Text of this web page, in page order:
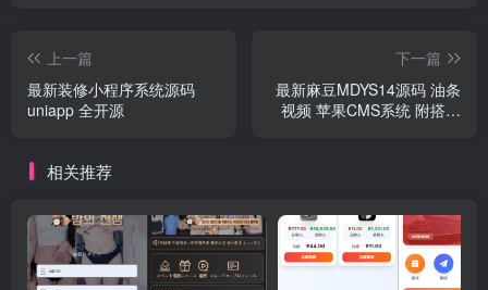
上一篇
最新装修小程序系统源码
uniapp 全开源
下一篇
最新麻豆MDYS14源码 油条
视频 苹果CMS系统 附搭建
相关推荐